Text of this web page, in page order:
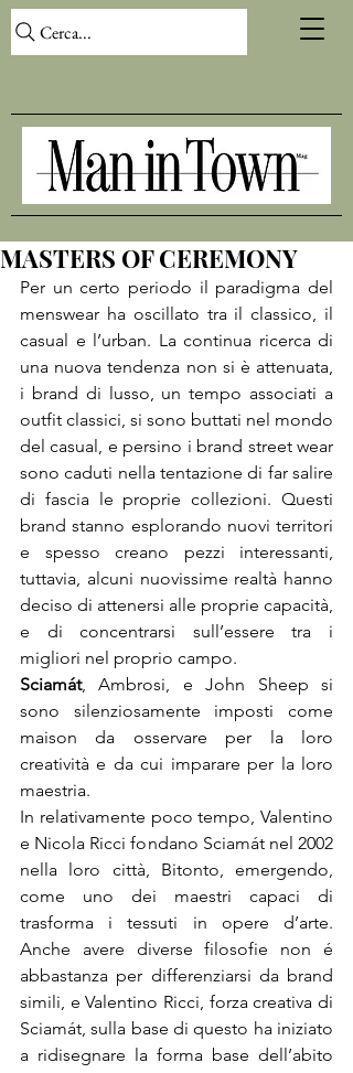
Cerca...
MASTERS OF CEREMONY
Per un certo periodo il paradigma del
menswear ha oscillato tra il classico, il
casual e l’urban. La continua ricerca di
una nuova tendenza non si è attenuata,
i brand di lusso, un tempo associati a
outfit classici, si sono buttati nel mondo
del casual, e persino i brand street wear
sono caduti nella tentazione di far salire
di fascia le proprie collezioni. Questi
brand stanno esplorando nuovi territori
e spesso creano pezzi interessanti,
tuttavia, alcuni nuovissime realtà hanno
deciso di attenersi alle proprie capacità,
e di concentrarsi sull’essere tra i
Sciamát, Ambrosi, e John Sheep si
sono silenziosamente imposti come
maison da osservare per la loro
creatività e da cui imparare per la loro
maestria.
In relativamente poco tempo, Valentino
e Nicola Ricci fondano Sciamát nel 2002
nella loro città, Bitonto, emergendo,
come uno dei maestri capaci di
trasforma i tessuti in opere d’arte.
Anche avere diverse filosofie non é
abbastanza per differenziarsi da brand
simili, e Valentino Ricci, forza creativa di
Sciamát, sulla base di questo ha iniziato
a ridisegnare la forma base dell’abito